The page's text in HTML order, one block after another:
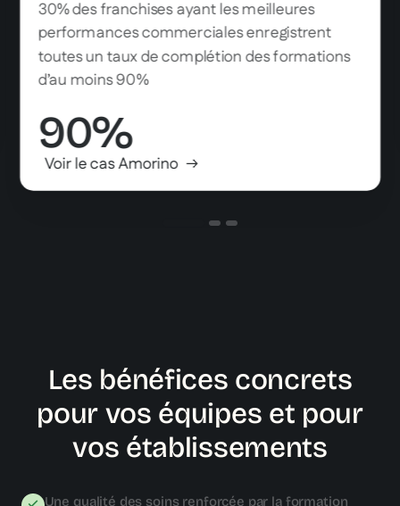
30% des franchises ayant les meilleures
performances commerciales enregistrent
toutes un taux de complétion des formations
d’au moins 90%
90%
Voir le cas Amorino
Les bénéfices concrets
pour vos équipes et pour
vos établissements
Une qualité des soins renforcée par la formation